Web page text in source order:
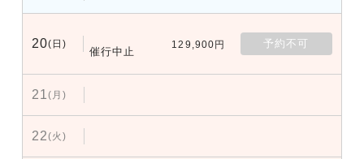
20(日)
催行中止
129,900円 予約不可
21(月)
22(火)